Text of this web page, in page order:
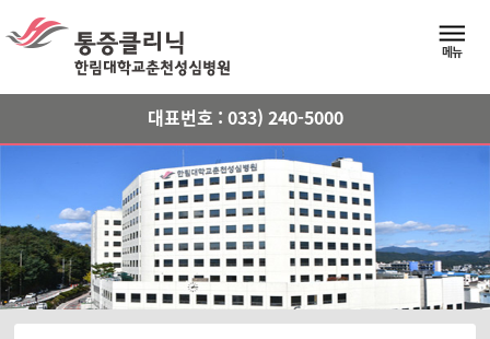
메뉴버
메뉴
대표번호 : 033) 240-5000